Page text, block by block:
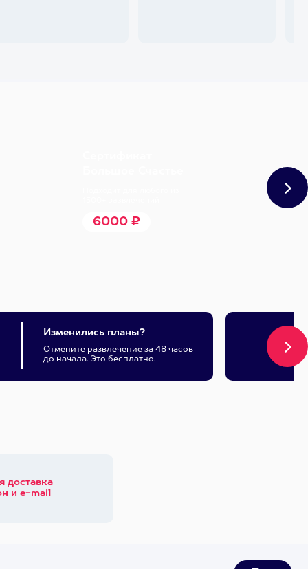
6000 ₽
Изменились планы?
Отмените развлечение за 48 часов
до начала. Это бесплатно.
доставка
и e-mail